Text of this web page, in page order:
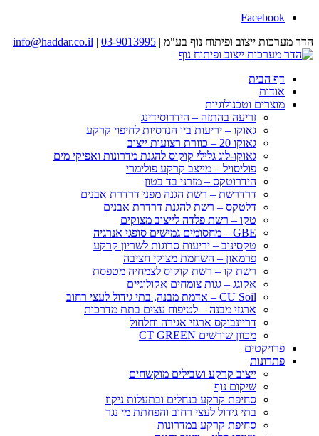
Facebook
הדר מערכות ייצוב ופיתוח נוף בע"מ | 03-9013995
|
info@haddar.co.il
דף הבית
אודות
מוצרים וטכנולוגיות
זריעה בהתזה – הידרוסידינג
גאוקו – יריעות ביו הנדסיות לחיפוי קרקע
גאוקו 20 – כוורת רצועות ייצוב
גאוקו-לוג גלילי קוקוס להגנת מדרונות ואפיקי מים
פוליסויל – מייצב קרקע פולימרי
הידרוטקס – מזרני בד בטון
דרדרשת – רשת הגנה מפני דרדרת אבנים
דלטקס – רשת להגנת דרדרת אבנים
טקו – רשת פלדה לייצוב מצוקים
GBE – מחסומים גמישים סופגי אנרגיה
טקסינוב – יריעות סרוגות לשריון קרקע
פרמאון – השחמת מצוקי חציבה
רשת קו – רשת קוקוס לצמחיה מטפסת
אקוגג – גגות צומחים אקולוגיים
CU Soil – אדמת מבנה, בתי גידול לעצי רחוב
ארגזי מבנה – לטיפוח עצים בתת מדרכות
דריינבוקס ארגזי אגירה וחלחול
מכוון שורשים CT GREEN
פרויקטים
פתרונות
ייצוב קרקע ושבילים מוקשחים
שיקום נוף
סחיפת קרקע בנחלים ובתעלות ניקוז
בתי גידול לעצי רחוב והפחתת מי נגר
סחיפת קרקע במדרונות